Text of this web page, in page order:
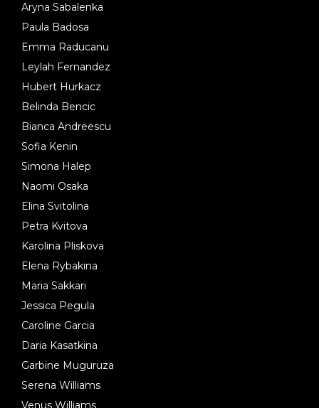
Aryna Sabalenka
Paula Badosa
Emma Raducanu
Leylah Fernandez
Hubert Hurkacz
Belinda Bencic
Bianca Andreescu
Sofia Kenin
Simona Halep
Naomi Osaka
Elina Svitolina
Petra Kvitova
Karolina Pliskova
Elena Rybakina
Maria Sakkari
Jessica Pegula
Caroline Garcia
Daria Kasatkina
Garbine Muguruza
Serena Williams
Venus Williams